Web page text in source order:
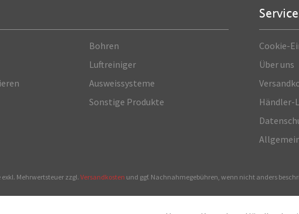
Bohren
Luftreiniger
Ausweissysteme
Sonstige Produkte
Service
Cookie-
Über uns
Händler-
exkl. Mehrwertsteuer zzgl. Versandkosten und ggf. Nachnahmegebühren, wenn nicht anders